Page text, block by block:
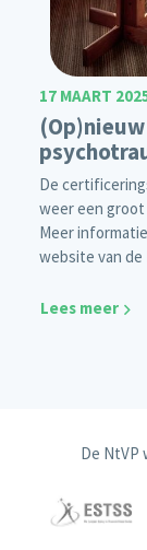
17 MAART
De
weer een
Meer
website van de
Lees meer
De NtVP